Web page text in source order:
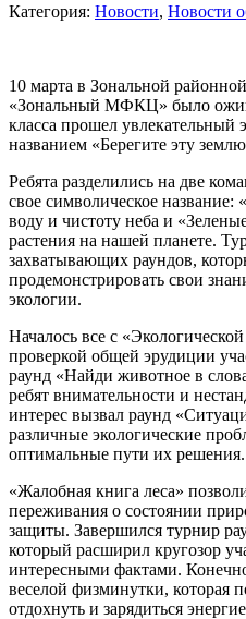
Категория: Новости, Новости
10 марта в Зональной
«Зональный МФКЦ» было
класса прошел увлекательный
названием «Берегите эту
Ребята разделились на две
свое символическое
воду и чистоту неба и
растения на нашей планете.
захватывающих раундов,
продемонстрировать свои
экологии.
Началось все с
проверкой общей эрудиции
раунд «Найди животное в
ребят внимательности и
интерес вызвал раунд
различные экологические
оптимальные пути их решения.
«Жалобная книга леса»
переживания о состоянии
защиты. Завершился турнир
который расширил кругозор
интересными фактами.
веселой физминутки, которая
отдохнуть и зарядиться